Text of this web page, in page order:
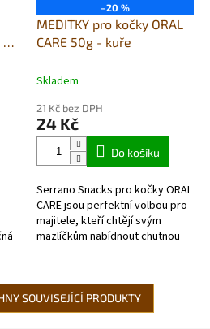
–20 %
MEDITKY pro kočky ORAL
CARE 50g - kuře
Skladem
21 Kč bez DPH
24 Kč
Do košíku
Serrano Snacks pro kočky ORAL
CARE jsou perfektní volbou pro
majitele, kteří chtějí svým
mazlíčkům nabídnout chutnou
SOUVISEJÍCÍ PRODUKTY